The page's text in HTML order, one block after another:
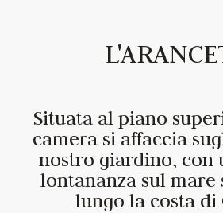
Situata al piano
camera si affaccia
nostro giardino, con
lontananza sul
lungo la costa di